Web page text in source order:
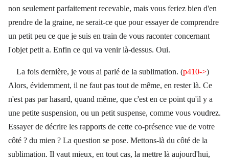
non seulement parfaitement recevable, mais vous feriez bien d'en
prendre de la graine, ne serait-ce que pour essayer de comprendre
un petit peu ce que je suis en train de vous raconter concernant
l'objet petit a. Enfin ce qui va venir là-dessus. Oui.
La fois dernière, je vous ai parlé de la sublimation. (p410->)
Alors, évidemment, il ne faut pas tout de même, en rester là. Ce
n'est pas par hasard, quand même, que c'est en ce point qu'il y a
une petite suspension, ou un petit suspense, comme vous voudrez.
Essayer de décrire les rapports de cette co-présence vue de votre
côté ? du mien ? La question se pose. Mettons-là du côté de la
sublimation. Il vaut mieux, en tout cas, la mettre là aujourd'hui,